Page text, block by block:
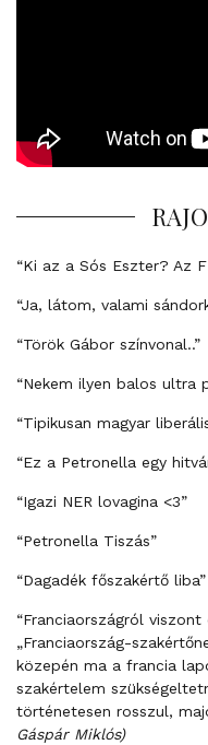
“Ki az a Sós Eszter? Az
“Ja, látom, valami
“Török Gábor színvonal..”
“Nekem ilyen balos ultra
“Tipikusan magyar
“Ez a Petronella egy
“Igazi NER lovagina <3”
“Petronella Tiszás”
“Dagadék főszakértő liba”
“Franciaországról
„Franciaország-
közepén ma a francia
szakértelem
történetesen rosszul,
Gáspár Miklós)